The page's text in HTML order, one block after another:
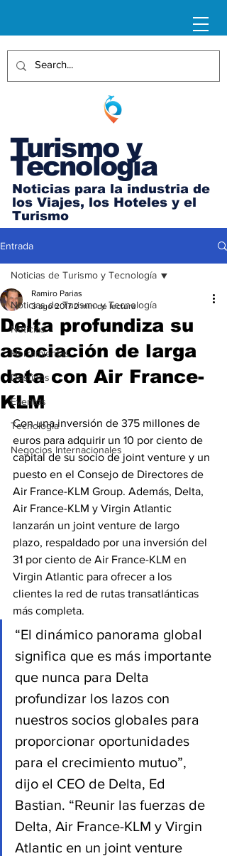
Turismo y
Tecnología
Noticias para la industria de
los Viajes, los Hoteles y el
Turismo
Entrada
Noticias de Turismo y Tecnología
Noticias
Herramientas
Destinos
Eventos
Tecnología
Negocios Internacionales
Noticias de Turismo y Tecnología
Delta profundiza su
asociación de larga
data con Air France-
KLM
Ramiro Parias
3 ago 2017 2 min de lectura
Con una inversión de 375 millones de
euros para adquirir un 10 por ciento de
capital de su socio de joint venture y un
puesto en el Consejo de Directores de
Air France-KLM Group. Además, Delta,
Air France-KLM y Virgin Atlantic
lanzarán un joint venture de largo
plazo, respaldado por una inversión del
31 por ciento de Air France-KLM en
Virgin Atlantic para ofrecer a los
clientes la red de rutas transatlánticas
más completa.
“El dinámico panorama global
significa que es más importante
que nunca para Delta
profundizar los lazos con
nuestros socios globales para
proporcionar oportunidades
para el crecimiento mutuo”,
dijo el CEO de Delta, Ed
Bastian. “Reunir las fuerzas de
Delta, Air France-KLM y Virgin
Atlantic en un joint venture